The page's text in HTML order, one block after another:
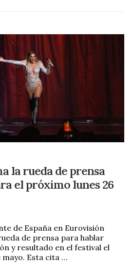
la rueda de prensa
el próximo lunes 26
de España en Eurovisión
de prensa para hablar
y resultado en el festival el
mayo. Esta cita …